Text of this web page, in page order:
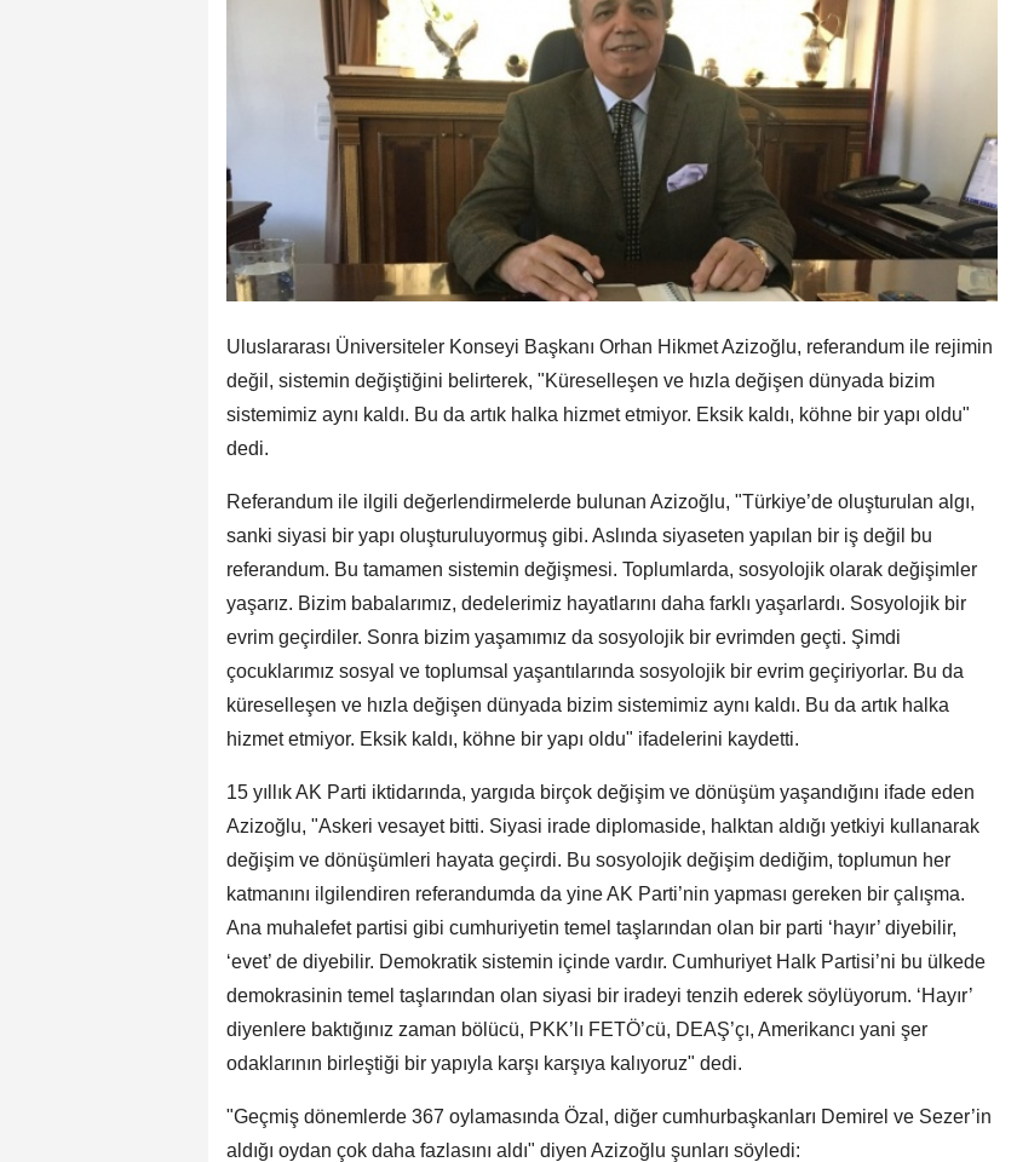
Uluslararası Üniversiteler Konseyi Başkanı Orhan Hikmet Azizoğlu, referandum ile rejimin
değil, sistemin değiştiğini belirterek, "Küreselleşen ve hızla değişen dünyada bizim
sistemimiz aynı kaldı. Bu da artık halka hizmet etmiyor. Eksik kaldı, köhne bir yapı oldu"
dedi.
Referandum ile ilgili değerlendirmelerde bulunan Azizoğlu, "Türkiye’de oluşturulan algı,
sanki siyasi bir yapı oluşturuluyormuş gibi. Aslında siyaseten yapılan bir iş değil bu
referandum. Bu tamamen sistemin değişmesi. Toplumlarda, sosyolojik olarak değişimler
yaşarız. Bizim babalarımız, dedelerimiz hayatlarını daha farklı yaşarlardı. Sosyolojik bir
evrim geçirdiler. Sonra bizim yaşamımız da sosyolojik bir evrimden geçti. Şimdi
çocuklarımız sosyal ve toplumsal yaşantılarında sosyolojik bir evrim geçiriyorlar. Bu da
küreselleşen ve hızla değişen dünyada bizim sistemimiz aynı kaldı. Bu da artık halka
hizmet etmiyor. Eksik kaldı, köhne bir yapı oldu" ifadelerini kaydetti.
15 yıllık AK Parti iktidarında, yargıda birçok değişim ve dönüşüm yaşandığını ifade eden
Azizoğlu, "Askeri vesayet bitti. Siyasi irade diplomaside, halktan aldığı yetkiyi kullanarak
değişim ve dönüşümleri hayata geçirdi. Bu sosyolojik değişim dediğim, toplumun her
katmanını ilgilendiren referandumda da yine AK Parti’nin yapması gereken bir çalışma.
Ana muhalefet partisi gibi cumhuriyetin temel taşlarından olan bir parti ‘hayır’ diyebilir,
‘evet’ de diyebilir. Demokratik sistemin içinde vardır. Cumhuriyet Halk Partisi’ni bu ülkede
demokrasinin temel taşlarından olan siyasi bir iradeyi tenzih ederek söylüyorum. ‘Hayır’
diyenlere baktığınız zaman bölücü, PKK’lı FETÖ’cü, DEAŞ’çı, Amerikancı yani şer
odaklarının birleştiği bir yapıyla karşı karşıya kalıyoruz" dedi.
"Geçmiş dönemlerde 367 oylamasında Özal, diğer cumhurbaşkanları Demirel ve Sezer’in
aldığı oydan çok daha fazlasını aldı" diyen Azizoğlu şunları söyledi: